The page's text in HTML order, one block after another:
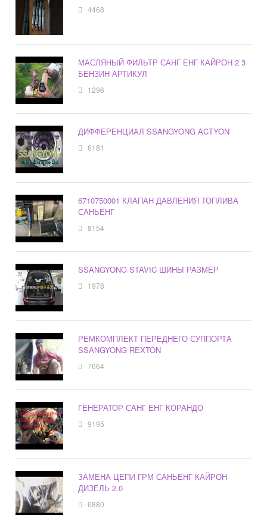
4468
МАСЛЯНЫЙ ФИЛЬТР САНГ ЕНГ КАЙРОН 2 3
БЕНЗИН АРТИКУЛ
1296
ДИФФЕРЕНЦИАЛ SSANGYONG ACTYON
6181
6710750001 КЛАПАН ДАВЛЕНИЯ ТОПЛИВА
САНЬЕНГ
8154
SSANGYONG STAVIC ШИНЫ РАЗМЕР
1978
РЕМКОМПЛЕКТ ПЕРЕДНЕГО СУППОРТА
SSANGYONG REXTON
7664
ГЕНЕРАТОР САНГ ЕНГ КОРАНДО
9195
ЗАМЕНА ЦЕПИ ГРМ САНЬЕНГ КАЙРОН
ДИЗЕЛЬ 2.0
6880